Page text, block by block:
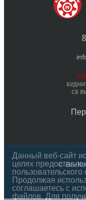
БУДНИ
СБ
©
Данный веб-сайт
целях
Продолжая
соглашаетесь с
файлов. Для